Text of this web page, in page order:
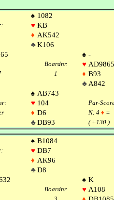
♠ 1082
♥ KB
♦ AK542
♣K106
♠ -
Boardnr. ♥ AD9865
1 ♦ B93
♣ A842
♠ AB743
♥ 104
Par-
♦ D6 N: 4 ♦ =
♣DB93 ( +130 )
♠ B1084
♥ DB7
♦ AK96
♣D8
♠ K
Boardnr. ♥ A108